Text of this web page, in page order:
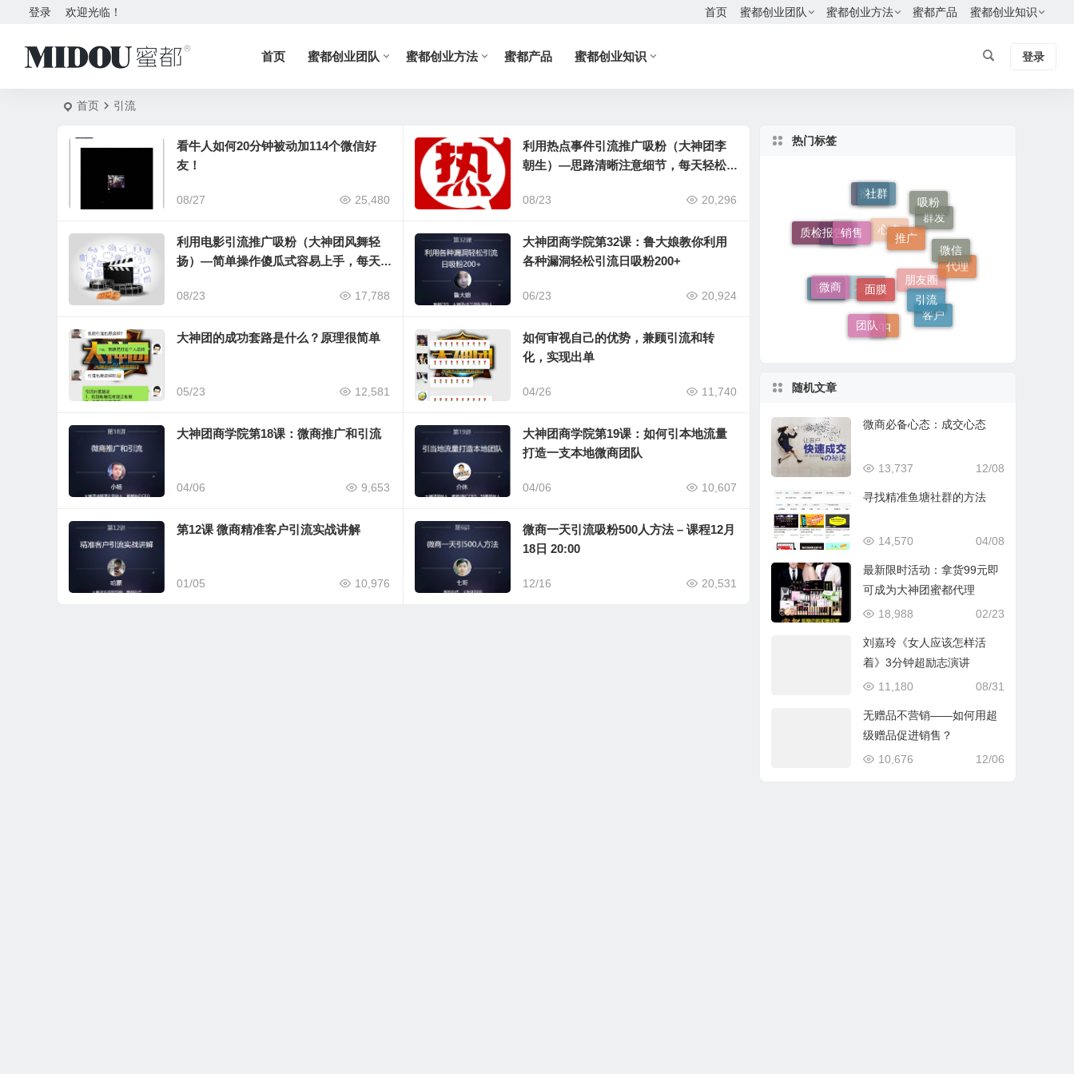
欢迎光临！
登录 首页 蜜都创业团队 蜜都创业方法 蜜都产品 蜜都创业知识
首页 蜜都创业团队 蜜都创业方法 蜜都产品 蜜都创业知识 登录
首页 引流
看牛人如何20分钟被动加114个微信好
友！
08/27 25,480
利用热点事件引流推广吸粉（大神团李
朝生）—思路清晰注意细节，每天轻松
08/23 20,296
利用电影引流推广吸粉（大神团风舞轻
扬）—简单操作傻瓜式容易上手，每天
08/23 17,788
大神团商学院第32课：鲁大娘教你利用
各种漏洞轻松引流日吸粉200+
06/23 20,924
大神团的成功套路是什么？原理很简单
05/23 12,581
如何审视自己的优势，兼顾引流和转
化，实现出单
04/26 11,740
大神团商学院第18课：微商推广和引流
04/06 9,653
大神团商学院第19课：如何引本地流量
打造一支本地微商团队
04/06 10,607
第12课 微商精准客户引流实战讲解
01/05 10,976
微商一天引流吸粉500人方法 – 课程12月
18日 20:00
12/16 20,531
热门标签
团队
qq
客户
引流
面膜
微商
话术
攻心
朋友圈
代理
微信
推广
销售
质检报告
加粉
心态
群发
吸粉
社群
蜜都
随机文章
微商必备心态：​成交心态
12/08
13,737
寻找精准鱼塘社群的方法
04/08
14,570
最新限时活动：拿货99元即
可成为大神团蜜都代理
02/23
18,988
刘嘉玲《女人应该怎样活
着》3分钟超励志演讲
08/31
11,180
无赠品不营销——如何用超
级赠品促进销售？
12/06
10,676